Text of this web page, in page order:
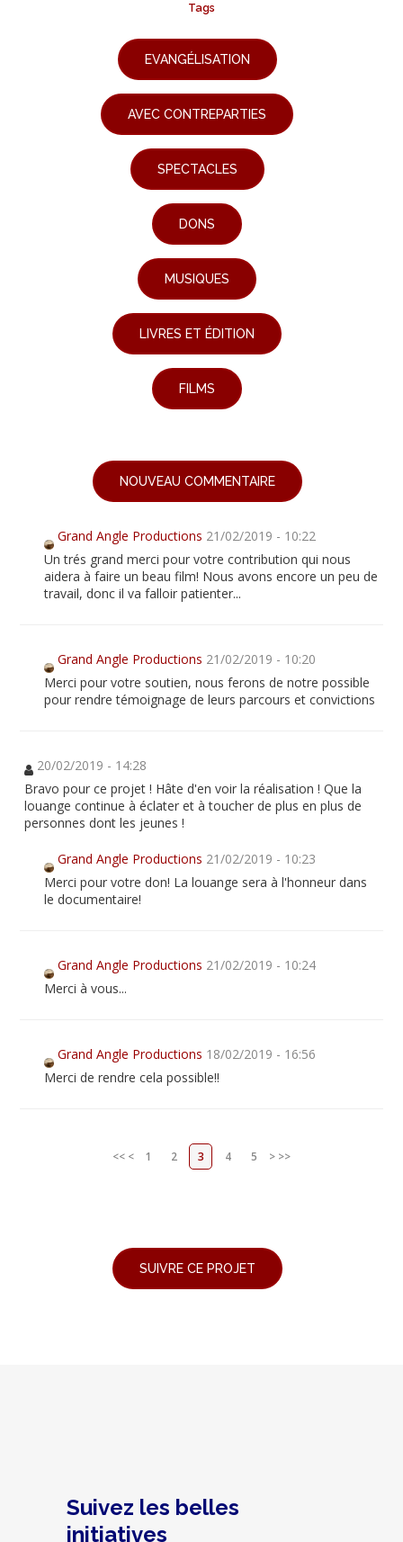
Tags
EVANGÉLISATION
AVEC CONTREPARTIES
SPECTACLES
DONS
MUSIQUES
LIVRES ET ÉDITION
FILMS
NOUVEAU COMMENTAIRE
Grand Angle Productions 21/02/2019 - 10:22
Un trés grand merci pour votre contribution qui nous
aidera à faire un beau film! Nous avons encore un peu de
travail, donc il va falloir patienter...
Grand Angle Productions 21/02/2019 - 10:20
Merci pour votre soutien, nous ferons de notre possible
pour rendre témoignage de leurs parcours et convictions
20/02/2019 - 14:28
Bravo pour ce projet ! Hâte d'en voir la réalisation ! Que la
louange continue à éclater et à toucher de plus en plus de
personnes dont les jeunes !
Grand Angle Productions 21/02/2019 - 10:23
Merci pour votre don! La louange sera à l'honneur dans
le documentaire!
Grand Angle Productions 21/02/2019 - 10:24
Merci à vous...
Grand Angle Productions 18/02/2019 - 16:56
Merci de rendre cela possible!!
<< < 1 2 3 4 5 > >>
Suivez les belles
initiatives